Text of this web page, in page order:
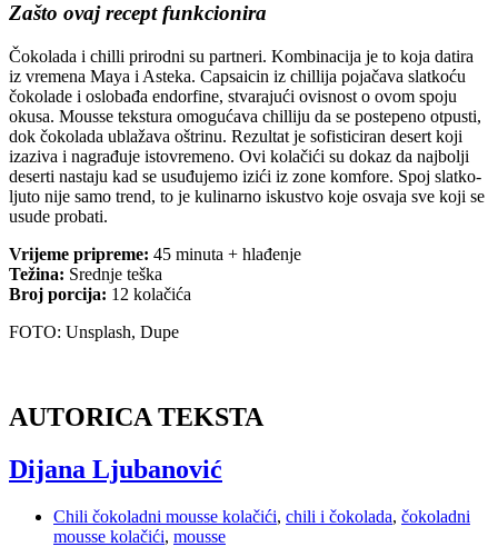
Zašto ovaj recept funkcionira
Čokolada i chilli prirodni su partneri. Kombinacija je to koja datira
iz vremena Maya i Asteka. Capsaicin iz chillija pojačava slatkoću
čokolade i oslobađa endorfine, stvarajući ovisnost o ovom spoju
okusa. Mousse tekstura omogućava chilliju da se postepeno otpusti,
dok čokolada ublažava oštrinu. Rezultat je sofisticiran desert koji
izaziva i nagrađuje istovremeno. Ovi kolačići su dokaz da najbolji
deserti nastaju kad se usuđujemo izići iz zone komfore. Spoj slatko-
ljuto nije samo trend, to je kulinarno iskustvo koje osvaja sve koji se
usude probati.
Vrijeme pripreme: 45 minuta + hlađenje
Težina: Srednje teška
Broj porcija: 12 kolačića
FOTO: Unsplash, Dupe
AUTORICA TEKSTA
Dijana Ljubanović
Chili čokoladni mousse kolačići, chili i čokolada, čokoladni
mousse kolačići, mousse